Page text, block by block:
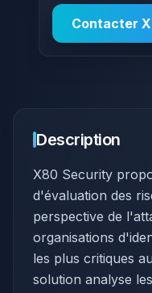
Contacter
Description
X80 Security
d'évaluation des
perspective de
organisations
les plus critiques
solution analyse